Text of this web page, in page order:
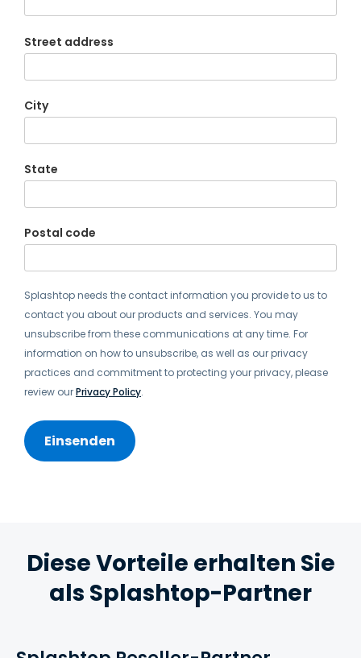
Street address
City
State
Postal code
Splashtop needs the contact information you provide to us to
contact you about our products and services. You may
unsubscribe from these communications at any time. For
information on how to unsubscribe, as well as our privacy
practices and commitment to protecting your privacy, please
review ourPrivacy Policy.
Diese Vorteile erhalten Sie
als Splashtop-Partner